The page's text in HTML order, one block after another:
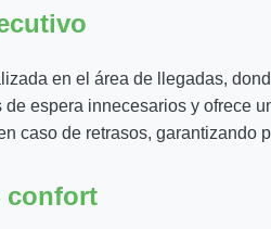
en el área de llegadas,
espera innecesarios y ofrece
caso de retrasos, garantizando
confort